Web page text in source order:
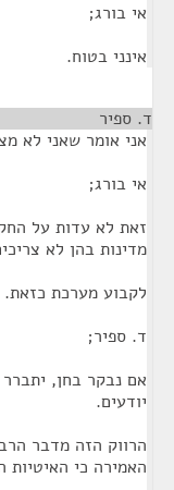
אי בורג;
אינני בטוח.
ד. ספיר
אני אומר שאני לא
אי בורג;
זאת לא עדות על
מדינות בהן לא
לקבוע מערכת כזאת.
ד. ספיר;
אם נבקר בחן,
יודעים.
הרווק הזה מדבר
האמירה כי האיטיות